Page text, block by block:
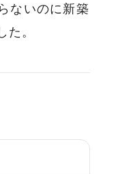
ないのに新築
。